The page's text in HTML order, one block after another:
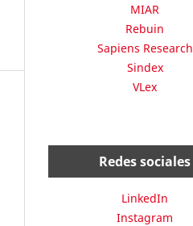
MIAR
Rebuin
Sapiens Research
Sindex
VLex
Redes sociales
LinkedIn
Instagram